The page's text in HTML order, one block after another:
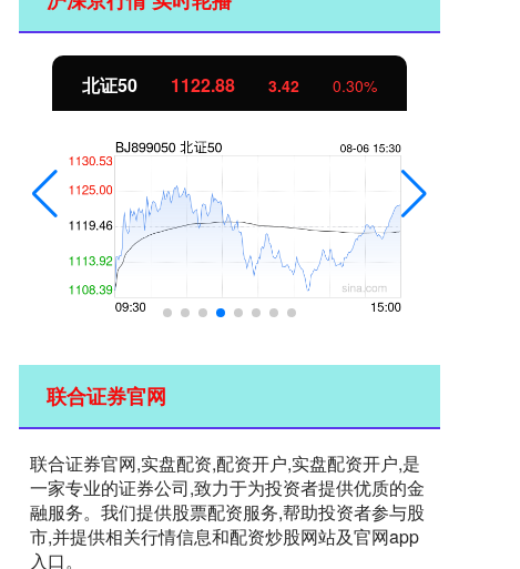
北证50 1122.88 3.42 0.30%
联合证券官网
联合证券官网,实盘配资,配资开户,实盘配资开户,是
一家专业的证券公司,致力于为投资者提供优质的金
融服务。我们提供股票配资服务,帮助投资者参与股
市,并提供相关行情信息和配资炒股网站及官网app
入口。